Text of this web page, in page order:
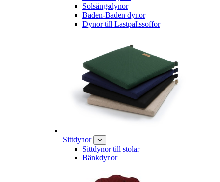
Solsängsdynor
Baden-Baden dynor
Dynor till Lastpallssoffor
Sittdynor
Sittdynor till stolar
Bänkdynor